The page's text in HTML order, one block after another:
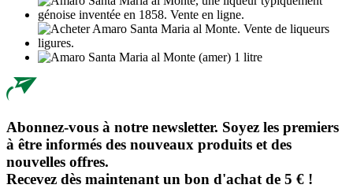
Abonnez-vous à notre newsletter. Soyez les premiers
à être informés des nouveaux produits et des
nouvelles offres.
Recevez dès maintenant un bon d'achat de 5 € !